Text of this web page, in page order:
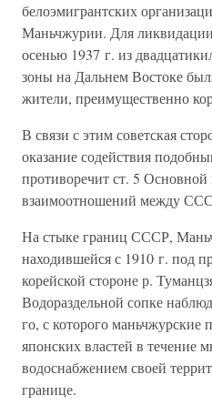
белоэмигрантских
Маньчжурии. Для
осенью 1937 г. из
зоны на Дальнем Востоке
жители, преимущественно
В связи с этим советская
оказание содействия
противоречит ст. 5
взаимоотношений между
На стыке границ СССР,
находившейся с 1910 г. под
корейской стороне р.
Водораздельной сопке
го, с которого маньчжурские
японских властей в течение
водоснабжением своей
границе.